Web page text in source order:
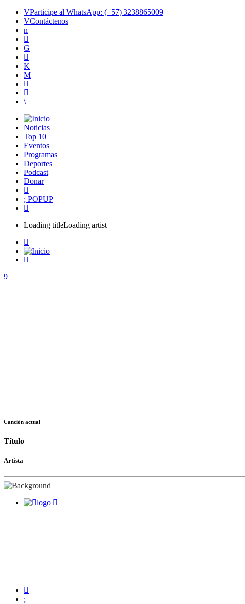
Participe al WhatsApp: (+57) 3238865009
Contáctenos
Noticias
Top 10
Eventos
Programas
Deportes
Podcast
Donar
POPUP
Loading titleLoading artist
Canción actual
Título
Artista